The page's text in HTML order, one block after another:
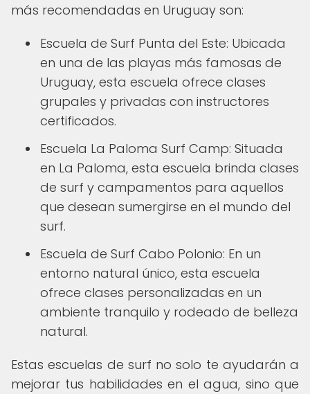
más recomendadas en Uruguay son:
Escuela de Surf Punta del Este: Ubicada
en una de las playas más famosas de
Uruguay, esta escuela ofrece clases
grupales y privadas con instructores
certificados.
Escuela La Paloma Surf Camp: Situada
en La Paloma, esta escuela brinda clases
de surf y campamentos para aquellos
que desean sumergirse en el mundo del
surf.
Escuela de Surf Cabo Polonio: En un
entorno natural único, esta escuela
ofrece clases personalizadas en un
ambiente tranquilo y rodeado de belleza
natural.
Estas escuelas de surf no solo te ayudarán a
mejorar tus habilidades en el agua, sino que